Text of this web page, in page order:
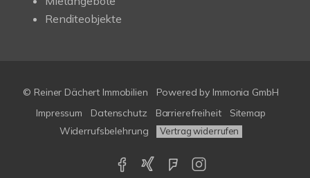
Renditeobjekte
© Reiner Dächert Immobilien Powered by Immonia GmbH
Impressum
Datenschutz Barrierefreiheit
Sitemap
Widerrufsbelehrung
Vertrag widerrufen